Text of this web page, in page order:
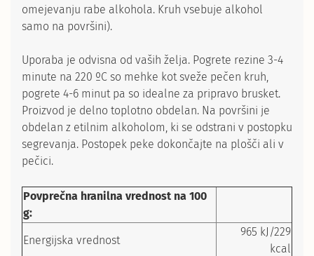
omejevanju rabe alkohola. Kruh vsebuje alkohol
samo na površini).
Uporaba je odvisna od vaših želja. Pogrete rezine 3-4
minute na 220 ºC so mehke kot sveže pečen kruh,
pogrete 4-6 minut pa so idealne za pripravo brusket.
Proizvod je delno toplotno obdelan. Na površini je
obdelan z etilnim alkoholom, ki se odstrani v postopku
segrevanja. Postopek peke dokončajte na plošči ali v
pečici.
Povprečna hranilna vrednost na 100
g:
Energijska vrednost
965 kJ/229
kcal